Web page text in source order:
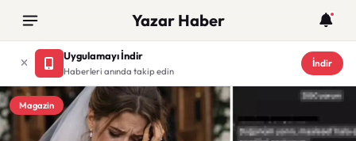
Yazar Haber
Uygulamayı İndir
Haberleri anında takip edin
İndir
Magazin